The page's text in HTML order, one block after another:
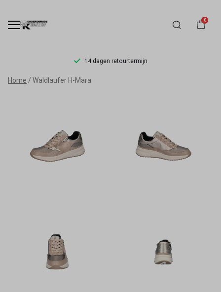
0
14 dagen retourtermijn
Waldlaufer
Schoenmode
Home Waldlaufer H-Mara